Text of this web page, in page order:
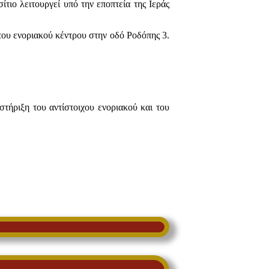
λειτουργεί υπό την εποπτεία της Ιεράς
ενοριακού κέντρου στην οδό Ροδόπης 3.
του αντίστοιχου ενοριακού και του